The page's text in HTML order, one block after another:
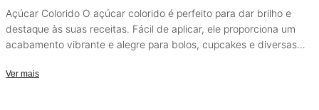
Açúcar Colorido O açúcar colorido é perfeito para dar brilho e
destaque às suas receitas. Fácil de aplicar, ele proporciona um
acabamento vibrante e alegre para bolos, cupcakes e diversas
Ver mais